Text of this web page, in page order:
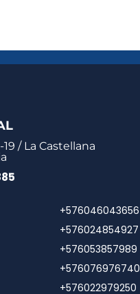
19 / La Castellana
+576046043656
+576024854927
+576053857989
+576076976740
+576022979250